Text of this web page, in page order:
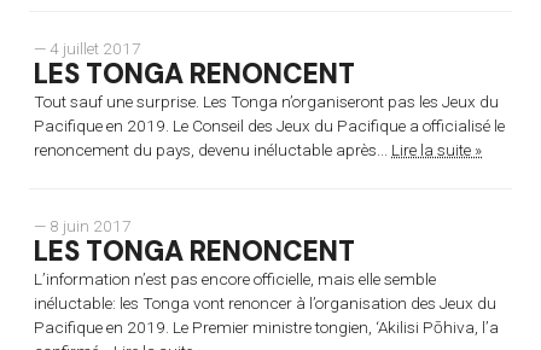
— 4 juillet 2017
LES TONGA RENONCENT
Tout sauf une surprise. Les Tonga n’organiseront pas les Jeux du
Pacifique en 2019. Le Conseil des Jeux du Pacifique a officialisé le
renoncement du pays, devenu inéluctable après... Lire la suite »
— 8 juin 2017
LES TONGA RENONCENT
L’information n’est pas encore officielle, mais elle semble
inéluctable: les Tonga vont renoncer à l’organisation des Jeux du
Pacifique en 2019. Le Premier ministre tongien, ‘Akilisi Pōhiva, l’a